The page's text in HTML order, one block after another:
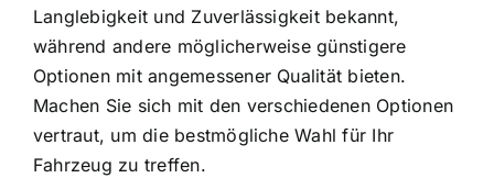
Langlebigkeit und Zuverlässigkeit bekannt,
während andere möglicherweise günstigere
Optionen mit angemessener Qualität bieten.
Machen Sie sich mit den verschiedenen Optionen
vertraut, um die bestmögliche Wahl für Ihr
Fahrzeug zu treffen.